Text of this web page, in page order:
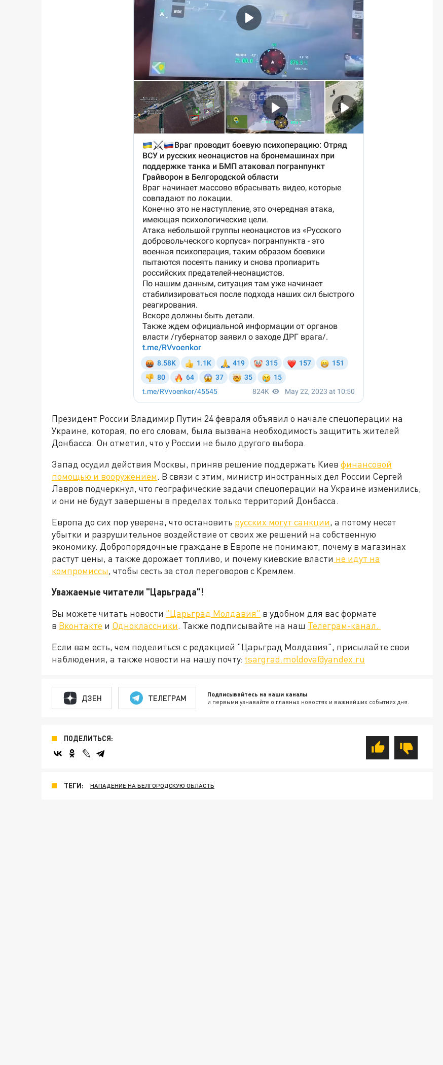
Президент России Владимир Путин 24 февраля объявил о начале спецоперации на
Украине, которая, по его словам, была вызвана необходимость защитить жителей
Донбасса. Он отметил, что у России не было другого выбора.
Запад осудил действия Москвы, приняв решение поддержать Киев финансовой
помощью и вооружением. В связи с этим, министр иностранных дел России Сергей
Лавров подчеркнул, что географические задачи спецоперации на Украине изменились,
и они не будут завершены в пределах только территорий Донбасса.
Европа до сих пор уверена, что остановить русских могут санкции, а потому несет
убытки и разрушительное воздействие от своих же решений на собственную
экономику. Добропорядочные граждане в Европе не понимают, почему в магазинах
растут цены, а также дорожает топливо, и почему киевские власти не идут на
компромиссы, чтобы сесть за стол переговоров с Кремлем.
Уважаемые читатели "Царьграда"!
Вы можете читать новости "Царьград Молдавия" в удобном для вас формате
в Вконтакте и Одноклассники. Также подписывайте на наш Телеграм-канал.
Если вам есть, чем поделиться с редакцией "Царьград Молдавия", присылайте свои
наблюдения, а также новости на нашу почту: tsargrad.moldova@yandex.ru
ДЗЕН ТЕЛЕГРАМ Подписывайтесь на наши каналы
и первыми узнавайте о главных новостях и важнейших событиях дня.
ПОДЕЛИТЬСЯ:
ТЕГИ: НАПАДЕНИЕ НА БЕЛГОРОДСКУЮ ОБЛАСТЬ